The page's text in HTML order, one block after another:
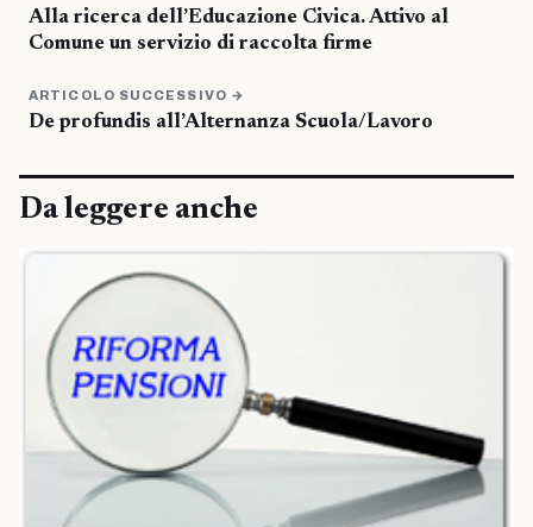
Alla ricerca dell’Educazione Civica. Attivo al
Comune un servizio di raccolta firme
ARTICOLO SUCCESSIVO →
De profundis all’Alternanza Scuola/Lavoro
Da leggere anche